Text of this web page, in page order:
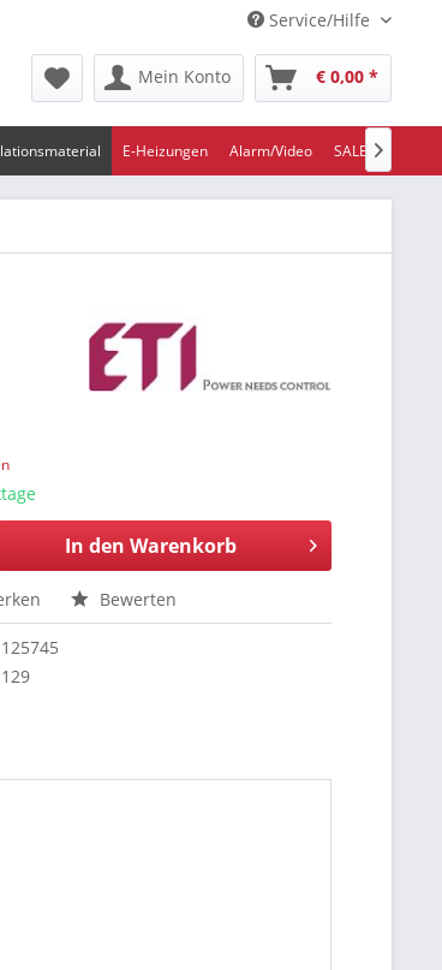
Service/Hilfe
Mein Konto € 0,00 *
E-Heizungen Alarm/Video SALE/ 
In den Warenkorb
Bewerten
125745
129